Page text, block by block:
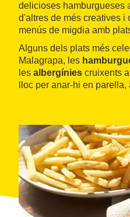
delicioses hamburgueses
d'altres de més creatives i
menús de migdia amb
Alguns dels plats més
Malagrapa, les
les albergínies cruixents
lloc per anar-hi en